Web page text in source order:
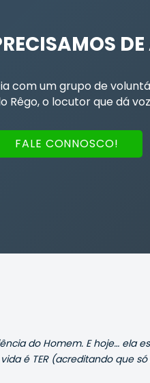
com um grupo de
o locutor que dá
FALE CONNOSCO!
do Homem. E hoje… ela
é TER (acreditando que só